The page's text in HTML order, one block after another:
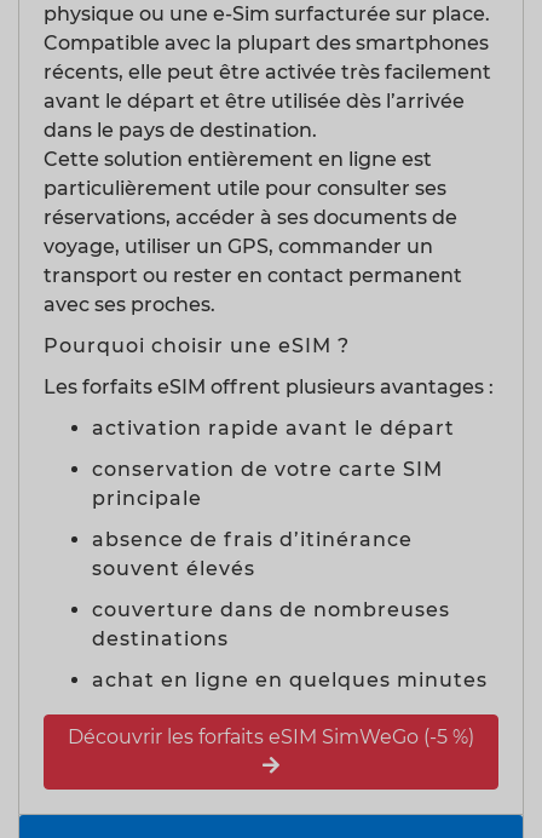
physique ou une e-Sim surfacturée sur place.
Compatible avec la plupart des smartphones
récents, elle peut être activée très facilement
avant le départ et être utilisée dès l’arrivée
dans le pays de destination.
Cette solution entièrement en ligne est
particulièrement utile pour consulter ses
réservations, accéder à ses documents de
voyage, utiliser un GPS, commander un
transport ou rester en contact permanent
avec ses proches.
Pourquoi choisir une eSIM ?
Les forfaits eSIM offrent plusieurs avantages :
activation rapide avant le départ
conservation de votre carte SIM
principale
absence de frais d’itinérance
souvent élevés
couverture dans de nombreuses
destinations
achat en ligne en quelques minutes
Découvrir les forfaits eSIM SimWeGo (-5 %)